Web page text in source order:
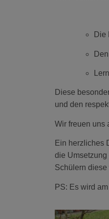
Die
Diese
und den
Wir freuen uns
Ein herzliches
die
Schülern diese
PS: Es wird